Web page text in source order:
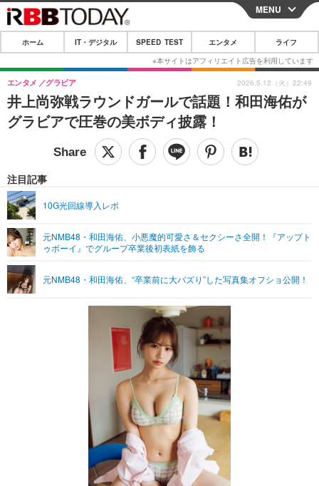
CLOSE
ホーム
IT・デジタル
IT・デジタルTOP スマートフォン
ショッピング その他
SPEED TEST
エンタメTOP 映画・ドラマ
グラビア
ショッピング その他
ライフTOP
その他
リリース一覧
プッシュ通知の停止方法
MENU
ホーム IT・デジタル SPEED TEST エンタメ ライフ
井上尚弥戦ラウンドガールで話題！和田海佑が
グラビアで圧巻の美ボディ披露！
エンタメ グラビア
注目記事
10G光回線導入レポ
元NMB48・和田海佑、小悪魔的可愛さ＆セクシーさ全開！『アップト
ゥボーイ』でグループ卒業後初表紙を飾る
元NMB48・和田海佑、“卒業前に大バズり”した写真集オフショ公開！
2026.5.12（火）22:49